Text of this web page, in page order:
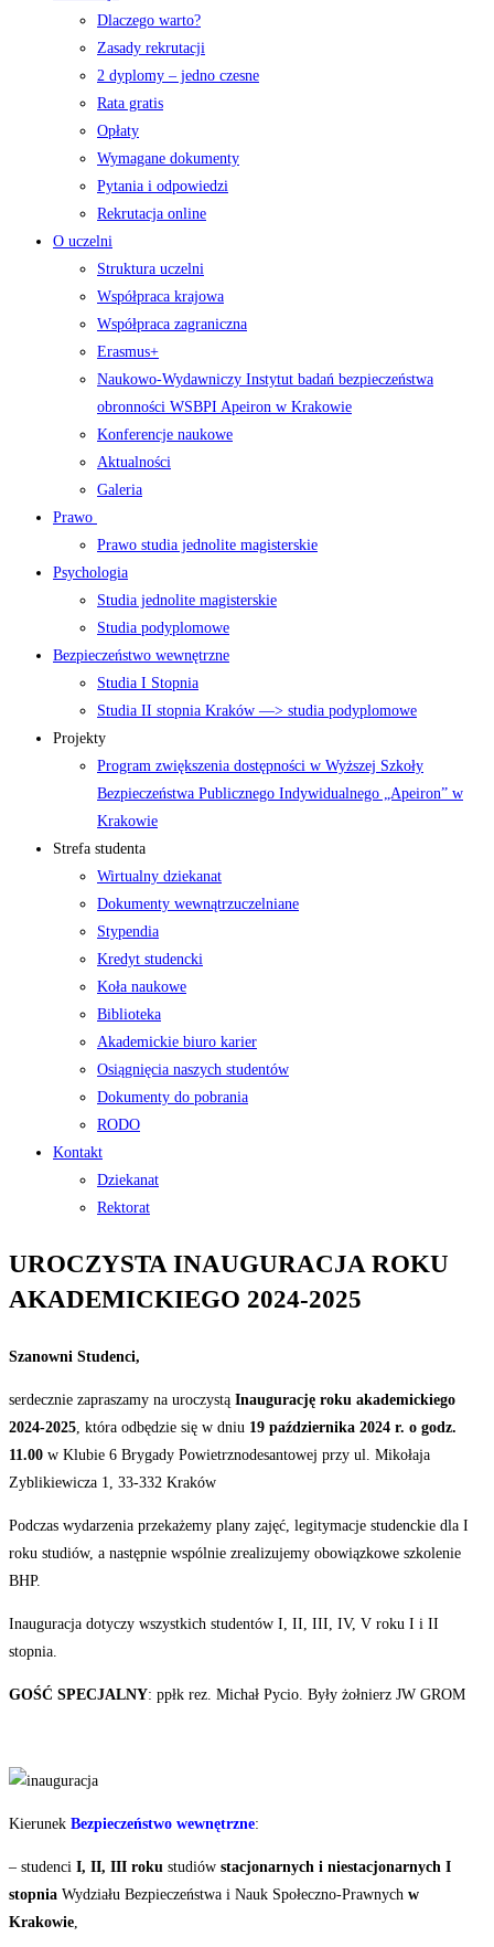
Dlaczego warto?
Zasady rekrutacji
2 dyplomy – jedno czesne
Rata gratis
Opłaty
Wymagane dokumenty
Pytania i odpowiedzi
Rekrutacja online
O uczelni
Struktura uczelni
Współpraca krajowa
Współpraca zagraniczna
Erasmus+
Naukowo-Wydawniczy Instytut badań bezpieczeństwa
obronności WSBPI Apeiron w Krakowie
Konferencje naukowe
Aktualności
Galeria
Prawo
Prawo studia jednolite magisterskie
Psychologia
Studia jednolite magisterskie
Studia podyplomowe
Bezpieczeństwo wewnętrzne
Studia I Stopnia
Studia II stopnia Kraków —> studia podyplomowe
Projekty
Program zwiększenia dostępności w Wyższej Szkoły
Bezpieczeństwa Publicznego Indywidualnego „Apeiron” w
Krakowie
Strefa studenta
Wirtualny dziekanat
Dokumenty wewnątrzuczelniane
Stypendia
Kredyt studencki
Koła naukowe
Biblioteka
Akademickie biuro karier
Osiągnięcia naszych studentów
Dokumenty do pobrania
RODO
Kontakt
Dziekanat
Rektorat
UROCZYSTA INAUGURACJA ROKU
AKADEMICKIEGO 2024-2025
Szanowni Studenci,
serdecznie zapraszamy na uroczystą Inaugurację roku akademickiego
2024-2025 , która odbędzie się w dniu 19 października 2024 r. o godz.
11.00 w Klubie 6 Brygady Powietrznodesantowej przy ul. Mikołaja
Zyblikiewicza 1, 33-332 Kraków
Podczas wydarzenia przekażemy plany zajęć, legitymacje studenckie dla I
roku studiów, a następnie wspólnie zrealizujemy obowiązkowe szkolenie
BHP.
Inauguracja dotyczy wszystkich studentów I, II, III, IV, V roku I i II
stopnia.
GOŚĆ SPECJALNY: ppłk rez. Michał Pycio. Były żołnierz JW GROM
Kierunek Bezpieczeństwo wewnętrzne:
– studenci I, II, III roku studiów stacjonarnych i niestacjonarnych I
stopnia Wydziału Bezpieczeństwa i Nauk Społeczno-Prawnych w
Krakowie